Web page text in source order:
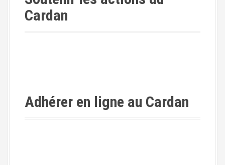
Cardan
Adhérer en ligne au Cardan